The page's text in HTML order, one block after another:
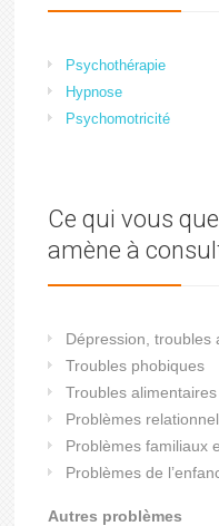
Psychothérapie
Hypnose
Psychomotricité
Ce qui vous
amène à
Dépression, troubles
Troubles phobiques
Troubles alimentaires
Problèmes
Problèmes familiaux
Problèmes de
Autres problèmes